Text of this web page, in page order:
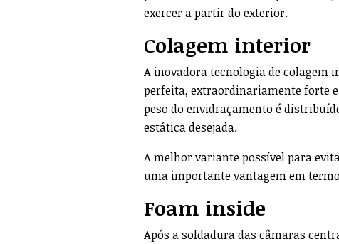
exercer a partir do exterior.
Colagem interior
A inovadora tecnologia de colagem
perfeita, extraordinariamente forte
peso do envidraçamento é
estática desejada.
A melhor variante possível para
uma importante vantagem em
Foam inside
Após a soldadura das câmaras